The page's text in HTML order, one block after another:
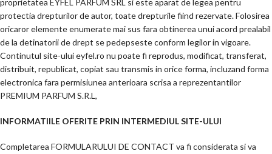
proprietatea EYFEL PARFUM SRL si este aparat de legea pentru
protectia drepturilor de autor, toate drepturile fiind rezervate. Folosirea
oricaror elemente enumerate mai sus fara obtinerea unui acord prealabil
de la detinatorii de drept se pedepseste conform legilor in vigoare.
Continutul site-ului eyfel.ro nu poate fi reprodus, modificat, transferat,
distribuit, republicat, copiat sau transmis in orice forma, incluzand forma
electronica fara permisiunea anterioara scrisa a reprezentantilor
PREMIUM PARFUM S.R.L,
INFORMATIILE OFERITE PRIN INTERMEDIUL SITE-ULUI
Completarea FORMULARULUI DE CONTACT va fi considerata si va